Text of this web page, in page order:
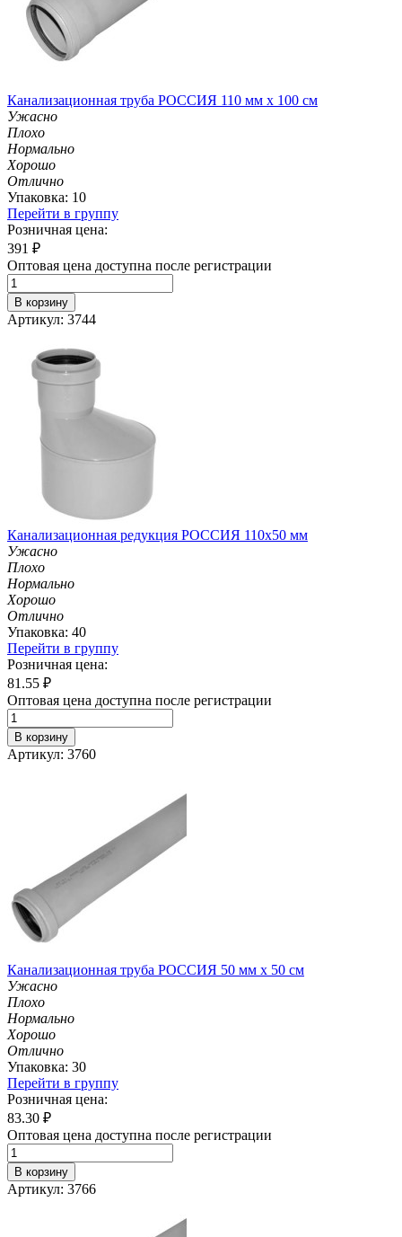
Канализационная труба РОССИЯ 110 мм х 100 см
Ужасно
Плохо
Нормально
Хорошо
Отлично
Упаковка: 10
Перейти в группу
Розничная цена:
391 ₽
Оптовая цена доступна после регистрации
В корзину
Артикул: 3744
Канализационная редукция РОССИЯ 110х50 мм
Ужасно
Плохо
Нормально
Хорошо
Отлично
Упаковка: 40
Перейти в группу
Розничная цена:
81.55 ₽
Оптовая цена доступна после регистрации
В корзину
Артикул: 3760
Канализационная труба РОССИЯ 50 мм х 50 см
Ужасно
Плохо
Нормально
Хорошо
Отлично
Упаковка: 30
Перейти в группу
Розничная цена:
83.30 ₽
Оптовая цена доступна после регистрации
В корзину
Артикул: 3766